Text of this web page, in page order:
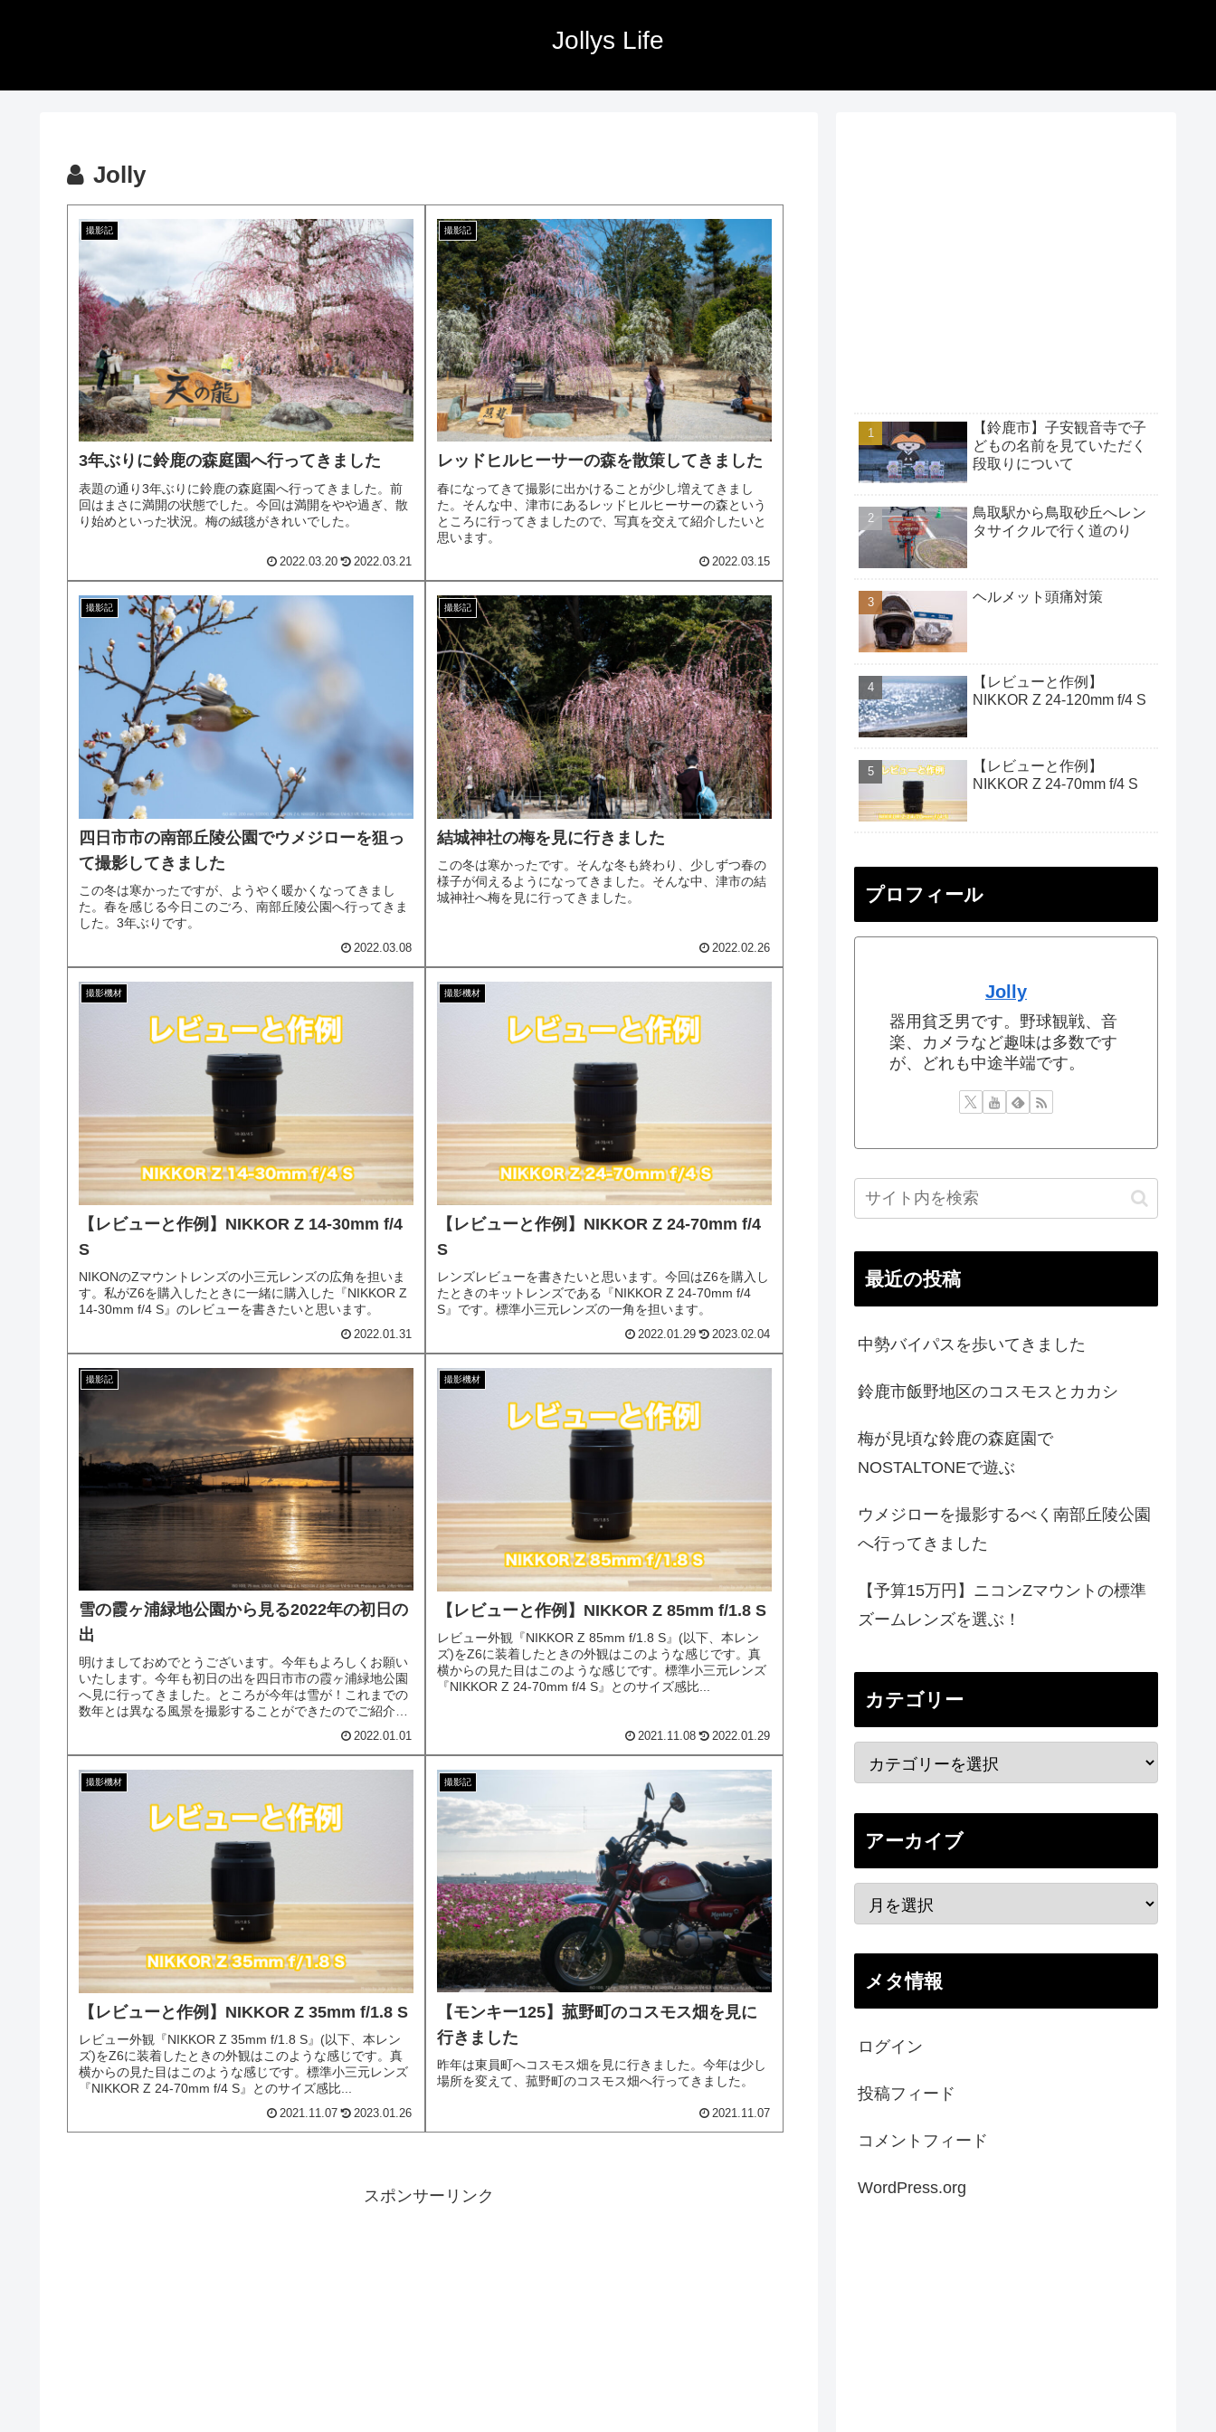
Jollys Life
Jolly
撮影記
3年ぶりに鈴鹿の森庭園へ行ってきました
表題の通り3年ぶりに鈴鹿の森庭園へ行ってきました。前
回はまさに満開の状態でした。今回は満開をやや過ぎ、散
り始めといった状況。梅の絨毯がきれいでした。
2022.03.20 2022.03.21
撮影記
レッドヒルヒーサーの森を散策してきました
春になってきて撮影に出かけることが少し増えてきまし
た。そんな中、津市にあるレッドヒルヒーサーの森という
ところに行ってきましたので、写真を交えて紹介したいと
思います。
2022.03.15
撮影記
四日市市の南部丘陵公園でウメジローを狙っ
て撮影してきました
この冬は寒かったですが、ようやく暖かくなってきまし
た。春を感じる今日このごろ、南部丘陵公園へ行ってきま
した。3年ぶりです。
2022.03.08
撮影記
結城神社の梅を見に行きました
この冬は寒かったです。そんな冬も終わり、少しずつ春の
様子が伺えるようになってきました。そんな中、津市の結
城神社へ梅を見に行ってきました。
2022.02.26
撮影機材
【レビューと作例】NIKKOR Z 14-30mm f/4
S
NIKONのZマウントレンズの小三元レンズの広角を担いま
す。私がZ6を購入したときに一緒に購入した『NIKKOR Z
14-30mm f/4 S』のレビューを書きたいと思います。
2022.01.31
撮影機材
【レビューと作例】NIKKOR Z 24-70mm f/4
S
レンズレビューを書きたいと思います。今回はZ6を購入し
たときのキットレンズである『NIKKOR Z 24-70mm f/4
S』です。標準小三元レンズの一角を担います。
2022.01.29 2023.02.04
撮影記
雪の霞ヶ浦緑地公園から見る2022年の初日の
出
明けましておめでとうございます。今年もよろしくお願い
いたします。今年も初日の出を四日市市の霞ヶ浦緑地公園
へ見に行ってきました。ところが今年は雪が！これまでの
数年とは異なる風景を撮影することができたのでご紹介し
2022.01.01
撮影機材
【レビューと作例】NIKKOR Z 85mm f/1.8 S
レビュー外観『NIKKOR Z 85mm f/1.8 S』(以下、本レン
ズ)をZ6に装着したときの外観はこのような感じです。真
横からの見た目はこのような感じです。標準小三元レンズ
『NIKKOR Z 24-70mm f/4 S』とのサイズ感比...
2021.11.08 2022.01.29
撮影機材
【レビューと作例】NIKKOR Z 35mm f/1.8 S
レビュー外観『NIKKOR Z 35mm f/1.8 S』(以下、本レン
ズ)をZ6に装着したときの外観はこのような感じです。真
横からの見た目はこのような感じです。標準小三元レンズ
『NIKKOR Z 24-70mm f/4 S』とのサイズ感比...
2021.11.07 2023.01.26
撮影記
【モンキー125】菰野町のコスモス畑を見に
行きました
昨年は東員町へコスモス畑を見に行きました。今年は少し
場所を変えて、菰野町のコスモス畑へ行ってきました。
2021.11.07
スポンサーリンク
【鈴鹿市】子安観音寺で子
どもの名前を見ていただく
段取りについて
鳥取駅から鳥取砂丘へレン
タサイクルで行く道のり
ヘルメット頭痛対策
【レビューと作例】
NIKKOR Z 24-120mm f/4 S
【レビューと作例】
NIKKOR Z 24-70mm f/4 S
プロフィール
Jolly
器用貧乏男です。野球観戦、音
楽、カメラなど趣味は多数です
が、どれも中途半端です。
最近の投稿
中勢バイパスを歩いてきました
鈴鹿市飯野地区のコスモスとカカシ
梅が見頃な鈴鹿の森庭園で
NOSTALTONEで遊ぶ
ウメジローを撮影するべく南部丘陵公園
へ行ってきました
【予算15万円】ニコンZマウントの標準
ズームレンズを選ぶ！
カテゴリー
アーカイブ
メタ情報
ログイン
投稿フィード
コメントフィード
WordPress.org